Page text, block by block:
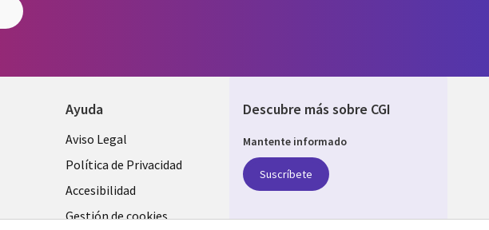
Ayuda
Legal
SPAIN
Aviso Legal
Política de Privacidad
Accesibilidad
Gestión de cookies
Descubre más sobre CGI
Mantente informado
Suscríbete